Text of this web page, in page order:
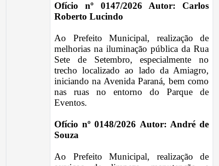
Ofício nº 0147/2026 Autor: Carlos
Roberto Lucindo
Ao Prefeito Municipal, realização de
melhorias na iluminação pública da Rua
Sete de Setembro, especialmente no
trecho localizado ao lado da Amiagro,
iniciando na Avenida Paraná, bem como
nas ruas no entorno do Parque de
Eventos.
Ofício nº 0148/2026 Autor: André de
Souza
Ao Prefeito Municipal, realização de